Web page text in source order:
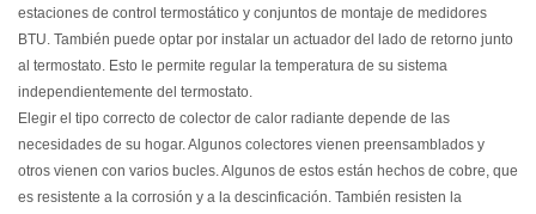
estaciones de control termostático y conjuntos de montaje de medidores
BTU. También puede optar por instalar un actuador del lado de retorno junto
al termostato. Esto le permite regular la temperatura de su sistema
independientemente del termostato.
Elegir el tipo correcto de colector de calor radiante depende de las
necesidades de su hogar.Algunos colectores vienen preensamblados y
otros vienen con varios bucles. Algunos de estos están hechos de cobre, que
es resistente a la corrosión y a la descinficación. También resisten la